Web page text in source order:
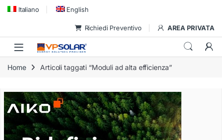
Skip to navigation
Skip to content
Italiano English
Richiedi Preventivo AREA PRIVATA
Home Articoli taggati “Moduli ad alta efficienza”